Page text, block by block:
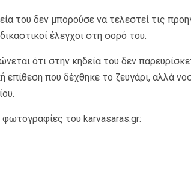
του δεν μπορούσε να τελεστεί τις
έλεγχοι στη σορό του.
ότι στην κηδεία του δεν
επίθεση που δέχθηκε το ζευγάρι, αλλά
φωτογραφίες του karvasaras.gr: